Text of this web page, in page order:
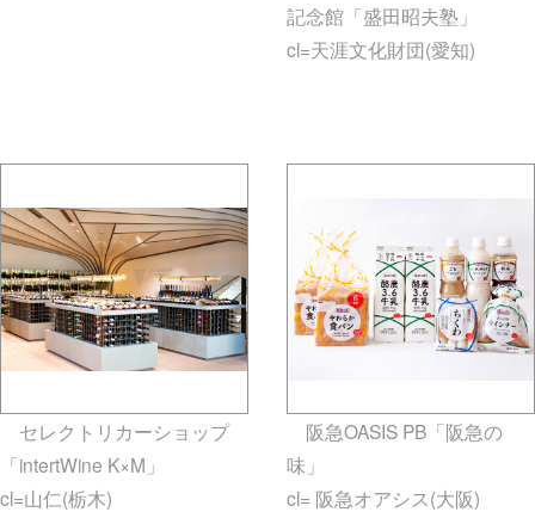
記念館「盛田昭夫塾」
cl=天涯文化財団(愛知)
セレクトリカーショップ
「intertWine K×M」
cl=山仁(栃木)
阪急OASIS PB「阪急の
味」
cl= 阪急オアシス(大阪)